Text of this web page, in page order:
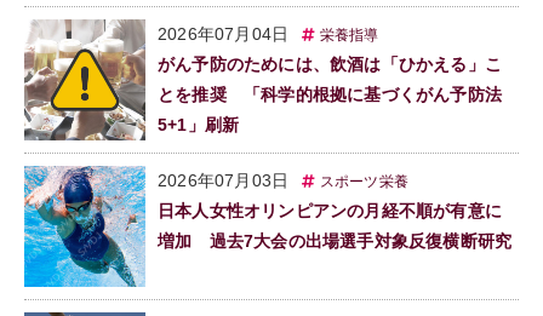
2026年07月04日 栄養指導
がん予防のためには、飲酒は「ひかえる」こ
とを推奨 「科学的根拠に基づくがん予防法
5+1」刷新
2026年07月03日 スポーツ栄養
日本人女性オリンピアンの月経不順が有意に
増加 過去7大会の出場選手対象反復横断研究